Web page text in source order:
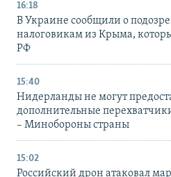
16:18
В Украине сообщили о
налоговикам из Крыма,
РФ
15:40
Нидерланды не могут
дополнительные
– Минобороны страны
15:02
Российский дрон атаковал